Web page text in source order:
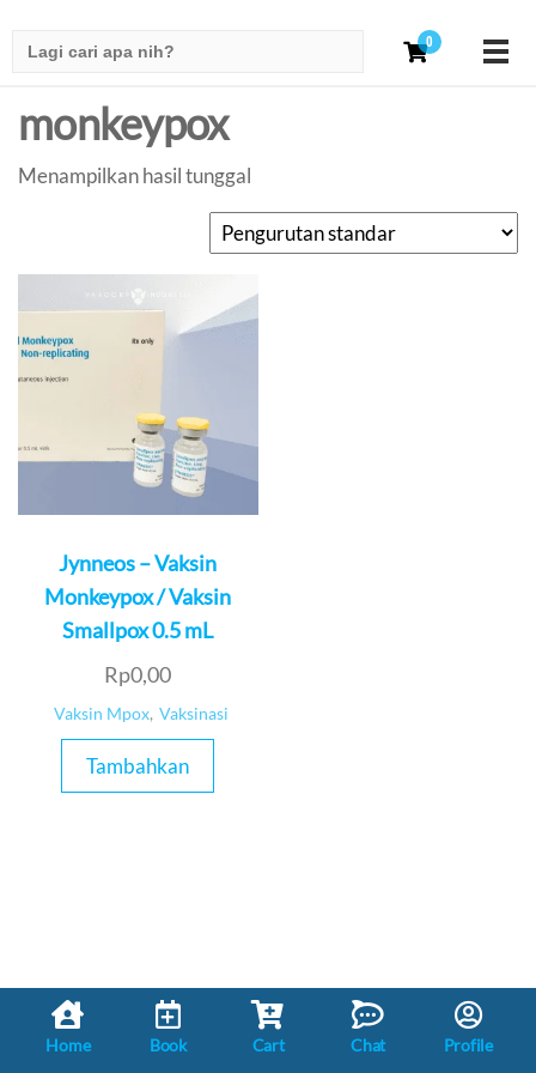
for:
0
monkeypox
Menampilkan hasil tunggal
Jynneos – Vaksin
Monkeypox / Vaksin
Smallpox 0.5 mL
Rp0,00
Vaksin Mpox, Vaksinasi
Tambahkan
Home Book Cart Chat Profile